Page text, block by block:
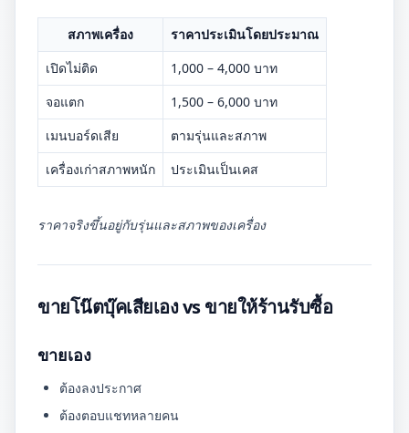
สภาพเครื่อง
ราคาประเมินโดยประมาณ
เปิดไม่ติด
1,000 – 4,000 บาท
จอแตก
1,500 – 6,000 บาท
เมนบอร์ดเสีย
ตามรุ่นและสภาพ
เครื่องเก่าสภาพหนัก
ประเมินเป็นเคส
ราคาจริงขึ้นอยู่กับรุ่นและสภาพของเครื่อง
ขายโน๊ตบุ๊คเสียเอง vs ขายให้ร้านรับซื้อ
ขายเอง
ต้องลงประกาศ
ต้องตอบแชทหลายคน